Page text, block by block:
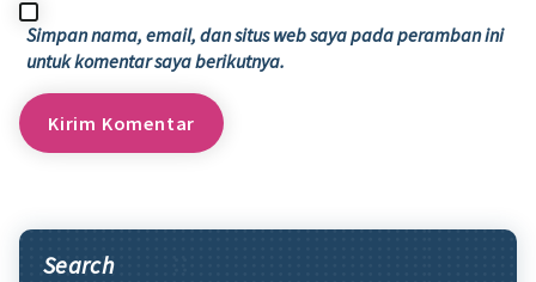
Simpan nama, email, dan situs web saya pada peramban ini
untuk komentar saya berikutnya.
Search